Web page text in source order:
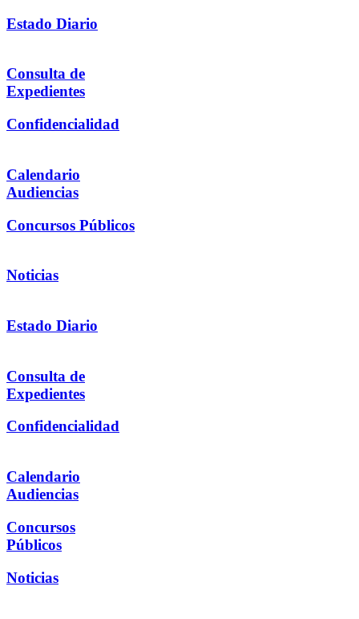
Estado Diario
Consulta de
Expedientes
Confidencialidad
Calendario
Audiencias
Concursos Públicos
Noticias
Estado Diario
Consulta de
Expedientes
Confidencialidad
Calendario
Audiencias
Concursos
Públicos
Noticias